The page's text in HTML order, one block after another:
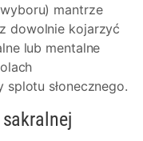
mantrze
dowolnie kojarzyć
lub mentalne
słonecznego.